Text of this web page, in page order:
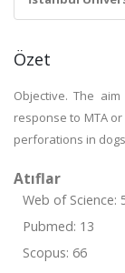
Özet
Objective. The
response to MTA
perforations in
Atıflar
Web of Science:
Pubmed: 13
Scopus: 66